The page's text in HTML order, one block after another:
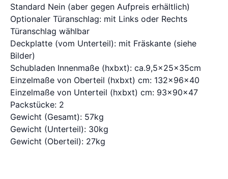
Standard Nein (aber gegen Aufpreis erhältlich)
Optionaler Türanschlag: mit Links oder Rechts
Türanschlag wählbar
Deckplatte (vom Unterteil): mit Fräskante (siehe
Bilder)
Schubladen Innenmaße (hxbxt): ca.9,5x25x35cm
Einzelmaße von Oberteil (hxbxt) cm: 132x96x40
Einzelmaße von Unterteil (hxbxt) cm: 93x90x47
Packstücke: 2
Gewicht (Gesamt): 57kg
Gewicht (Unterteil): 30kg
Gewicht (Oberteil): 27kg